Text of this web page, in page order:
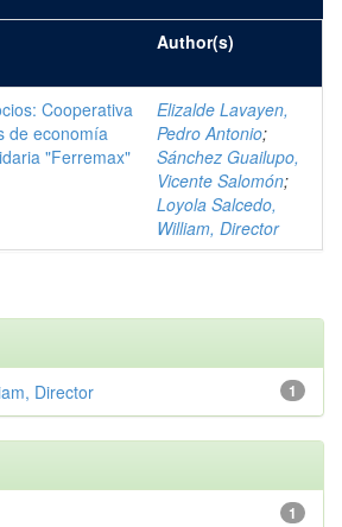
Author(s)
Cooperativa
de economía
"Ferremax"
Elizalde Lavayen,
Pedro Antonio;
Sánchez Guailupo,
Vicente Salomón;
Loyola Salcedo,
William, Director
1
Director
1